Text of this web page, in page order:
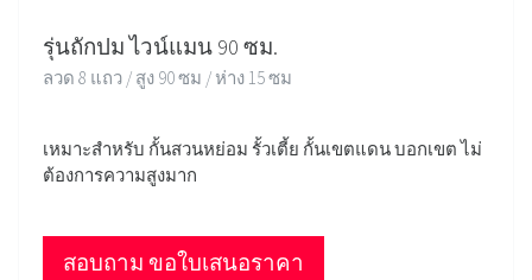
รุ่นถักปม ไวน์แมน 90 ซม.
ลวด 8 แถว / สูง 90 ซม / ห่าง 15 ซม
เหมาะสำหรับ กั้นสวนหย่อม รั้วเตี้ย กั้นเขตแดน บอกเขต ไม่
ต้องการความสูงมาก
สอบถาม ขอใบเสนอราคา